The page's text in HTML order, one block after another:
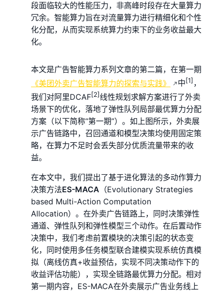
段面临较大的性能压力，非高峰时段存在大量算力
冗余。智能算力旨在对流量算力进行精细化和个性
化分配，从而实现系统算力约束下的业务收益最大
化。
本文是广告智能算力系列文章的第二篇，在第一期
《美团外卖广告智能算力的探索与实践》
中[1] ，
我们对阿里DCAF[2]线性规划求解方案进行了外卖
场景下的优化，落地了弹性队列局部最优算力分配
方案（以下简称“第一期”）。如上图所示，外卖展
示广告链路中，召回通道和模型决策均使用固定策
略，在算力不足时会丢失部分优质流量带来的收
益。
在本文中，我们提出了基于进化算法的多动作算力
决策方法ES-MACA （Evolutionary Strategies
based Multi-Action Computation
Allocation）。在外卖广告链路上，同时决策弹性
通道、弹性队列和弹性模型三个动作。在后置动作
决策中，我们考虑前置模块的决策引起的状态变
化，同时使用多任务模型联合建模实现系统仿真模
拟（离线仿真+收益预估，实现不同决策动作下的
收益评估功能），实现全链路最优算力分配。相对
第一期内容，ES-MACA在外卖展示广告业务线上